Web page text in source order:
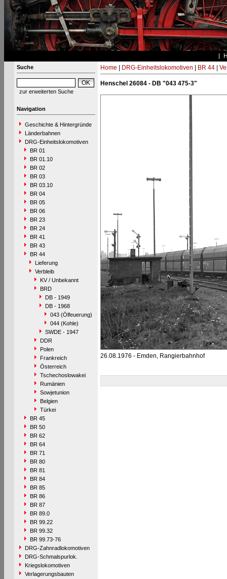
Suche
zur erweiterten Suche
Navigation
Geschichte & Hintergründe
Länderbahnen
DRG-Einheitslokomotiven
BR 01
BR 01.10
BR 02
BR 03
BR 03.10
BR 04
BR 05
BR 06
BR 23
BR 24
BR 41
BR 43
BR 44
Lieferung
Verbleib
KV / Unbekannt
BRD
DB - 1949
DB - 1968
043 (Ölfeuerung)
044 (Kohle)
SWDE - 1947
DDR
Polen
Frankreich
Österreich
Tschechoslowakei
Rumänien
Sowjetunion
Belgien
Türkei
BR 45
BR 50
BR 62
BR 64
BR 71
BR 80
BR 81
BR 84
BR 85
BR 86
BR 87
BR 89.0
BR 99.22
BR 99.32
BR 99.73-76
DRG-Zahnradlokomotiven
DRG-Schmalspurlok.
Kriegslokomotiven
Verlagerungsbauten
Home DRG-Einheitslokomotiven BR 44|
Henschel 26084 - DB "043 475-3"
26.08.1976 - Emden, Rangierbahnhof